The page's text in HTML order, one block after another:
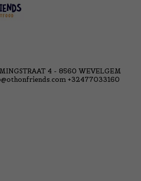
4 - 8560 WEVELGEM
+32477033160